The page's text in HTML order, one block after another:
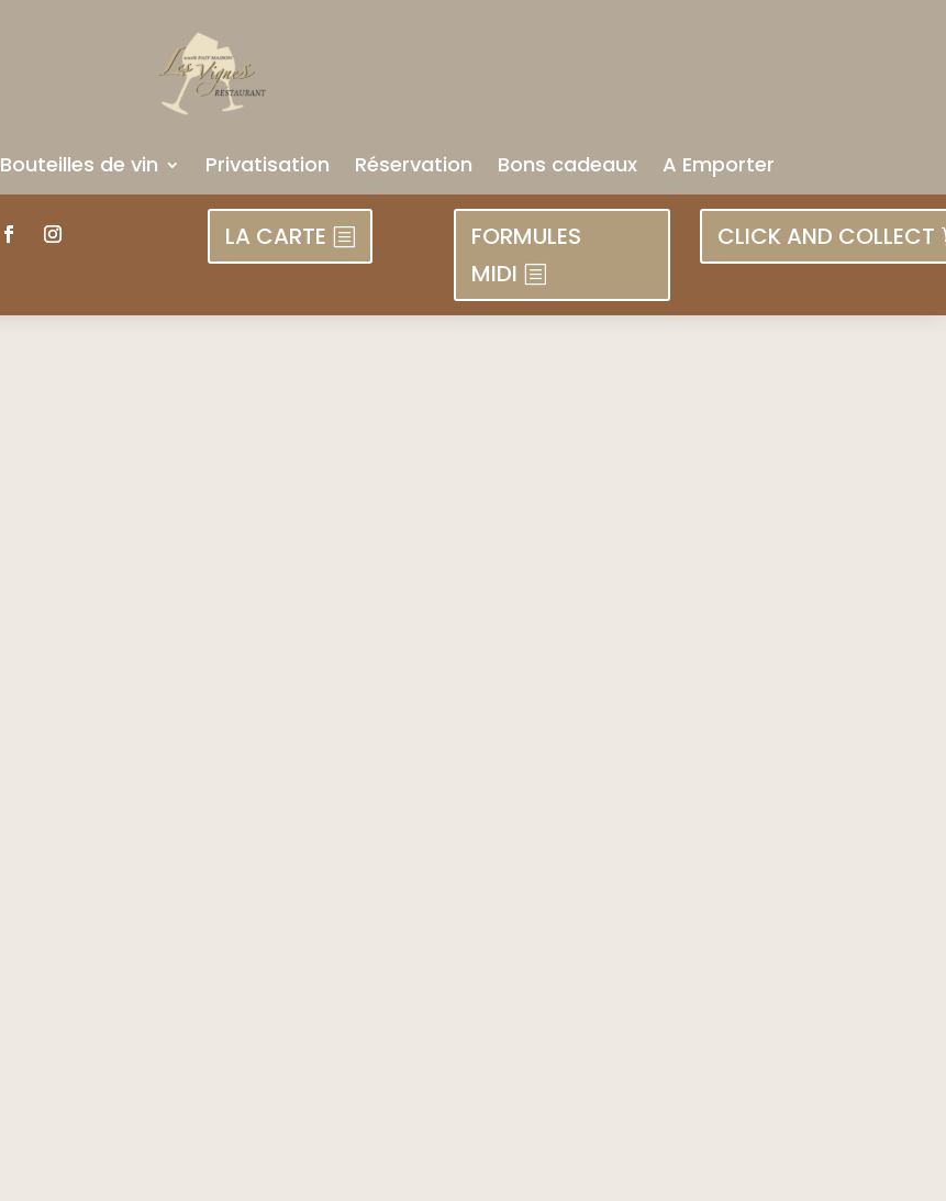
Bouteilles de vin Privatisation Réservation Bons cadeaux A Emporter
LA CARTE
FORMULES
MIDI
CLICK AND COLLECT